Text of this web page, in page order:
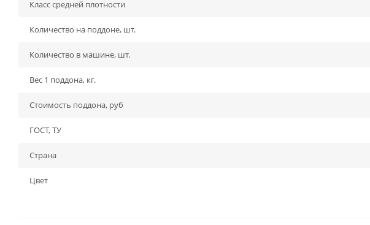
Класс средней плотности
Количество на поддоне, шт.
Количество в машине, шт.
Вес 1 поддона, кг.
Стоимость поддона, руб
ГОСТ, ТУ
Страна
Цвет